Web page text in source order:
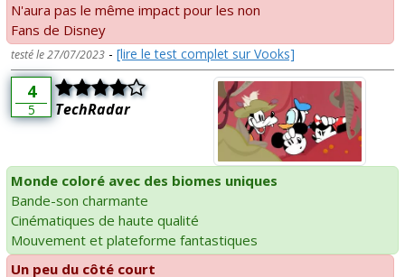
N'aura pas le même impact pour les non
Fans de Disney
testé le 27/07/2023 - [lire le test complet sur Vooks]
4
5 TechRadar
Monde coloré avec des biomes uniques
Bande-son charmante
Cinématiques de haute qualité
Mouvement et plateforme fantastiques
Un peu du côté court